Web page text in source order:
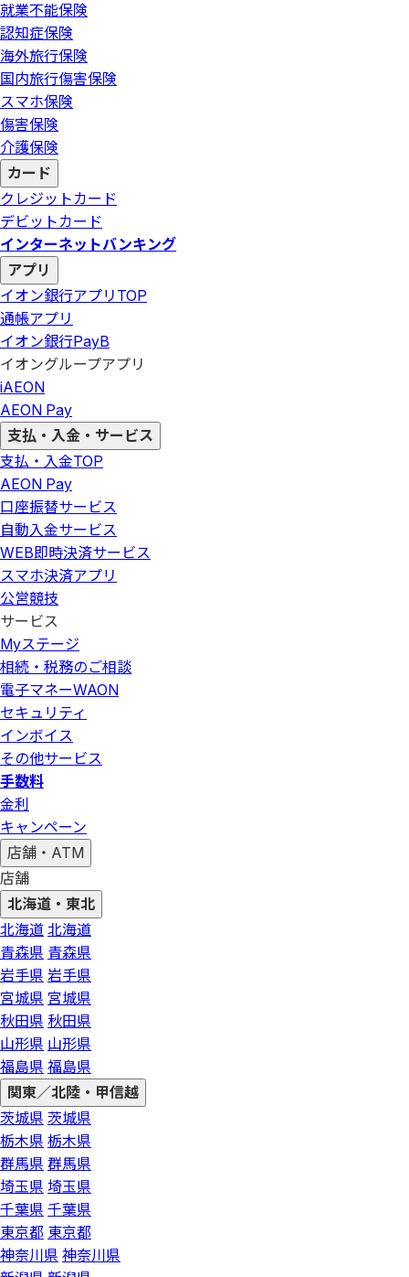
就業不能保険
認知症保険
海外旅行保険
国内旅行傷害保険
スマホ保険
傷害保険
介護保険
カード
クレジットカード
デビットカード
インターネットバンキング
アプリ
イオン銀行アプリ TOP
通帳アプリ
イオン銀行PayB
イオングループアプリ
iAEON
AEON Pay
支払・入金・サービス
支払・入金TOP
AEON Pay
口座振替サービス
自動入金サービス
WEB即時決済サービス
スマホ決済アプリ
公営競技
サービス
Myステージ
相続・税務のご相談
電子マネーWAON
セキュリティ
インボイス
その他サービス
手数料
金利
キャンペーン
店舗・ATM
店舗
北海道・東北
北海道 北海道
青森県 青森県
岩手県 岩手県
宮城県 宮城県
秋田県 秋田県
山形県 山形県
福島県 福島県
関東／北陸・甲信越
茨城県 茨城県
栃木県 栃木県
群馬県 群馬県
埼玉県 埼玉県
千葉県 千葉県
東京都 東京都
神奈川県 神奈川県